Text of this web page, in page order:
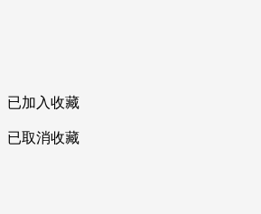
已加入收藏
已取消收藏